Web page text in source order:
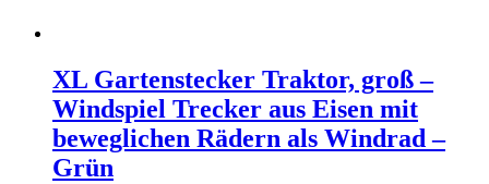
XL Gartenstecker Traktor, groß –
Windspiel Trecker aus Eisen mit
beweglichen Rädern als Windrad –
Grün